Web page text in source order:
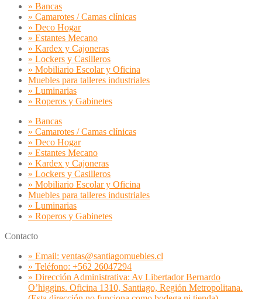
» Bancas
» Camarotes / Camas clínicas
» Deco Hogar
» Estantes Mecano
» Kardex y Cajoneras
» Lockers y Casilleros
» Mobiliario Escolar y Oficina
Muebles para talleres industriales
» Luminarias
» Roperos y Gabinetes
» Bancas
» Camarotes / Camas clínicas
» Deco Hogar
» Estantes Mecano
» Kardex y Cajoneras
» Lockers y Casilleros
» Mobiliario Escolar y Oficina
Muebles para talleres industriales
» Luminarias
» Roperos y Gabinetes
Contacto
» Email: ventas@santiagomuebles.cl
» Teléfono: +562 26047294
» Dirección Administrativa: Av Libertador Bernardo
O’higgins. Oficina 1310, Santiago, Región Metropolitana.